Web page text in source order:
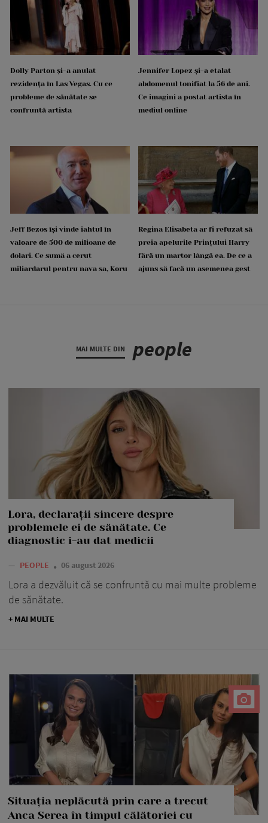
Dolly Parton și-a anulat
rezidența în Las Vegas. Cu ce
probleme de sănătate se
confruntă artista
Jennifer Lopez și-a etalat
abdomenul tonifiat la 56 de ani.
Ce imagini a postat artista în
mediul online
Jeff Bezos își vinde iahtul în
valoare de 500 de milioane de
dolari. Ce sumă a cerut
miliardarul pentru nava sa, Koru
Regina Elisabeta ar fi refuzat să
preia apelurile Prințului Harry
fără un martor lângă ea. De ce a
ajuns să facă un asemenea gest
MAI MULTE DIN people
Lora, declarații sincere despre
problemele ei de sănătate. Ce
diagnostic i-au dat medicii
— PEOPLE 06 august 2026
Lora a dezvăluit că se confruntă cu mai multe probleme
de sănătate.
+ MAI MULTE
Situația neplăcută prin care a trecut
Anca Serea în timpul călătoriei cu